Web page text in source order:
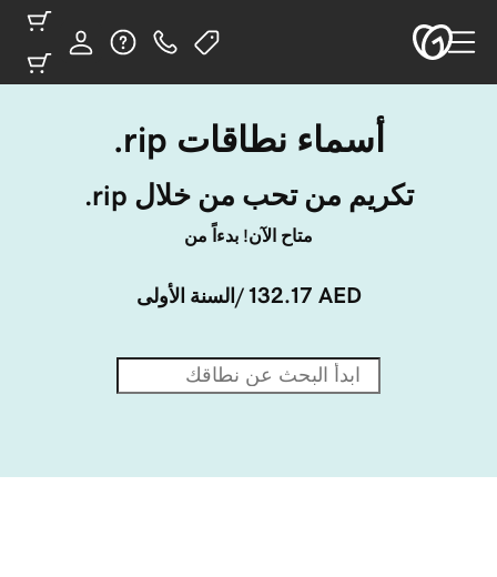
أسماء نطاقات ‎.rip
تكريم من تحب من خلال ‎.rip
متاح الآن! بدءاً من
132.17 AED /السنة الأولى